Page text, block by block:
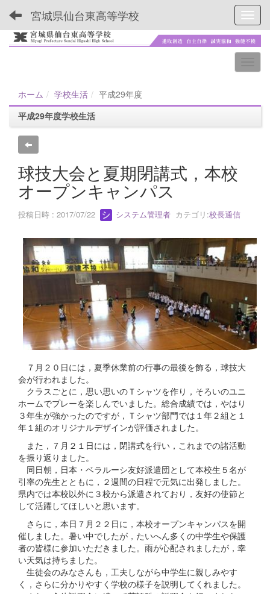
宮城県仙台東高等学校
ホーム 学校生活
平成29年度
平成29年度学校生活
球技大会と夏期閉講式，本校
オープンキャンパス
投稿日時 : 2017/07/22 システム管理者 カテゴリ:校長通信
７月２０日には，夏季休業前の行事の最後を飾る，球技大
会が行われました。
クラスごとに，思い思いのＴシャツを作り，そろいのユニ
ホームでプレーを楽しんでいました。総合成績では，やはり
３年生が強かったのですが，Ｔシャツ部門では１年２組と１
年１組のオリジナルデザインが評価されました。
また，７月２１日には，閉講式を行い，これまでの諸活動
を振り返りました。
同日朝，日本・ベラルーシ友好派遣団として本校生５名が
引率の先生とともに，２週間の日程で元気に出発しました。
県内では本校以外に３校から派遣されており，友好の使節と
して活躍してほしいと思います。
さらに，本日７月２２日に，本校オープンキャンパスを開
催しました。暑い中でしたが，たいへん多くの中学生や保護
者の皆様に参加いただきました。雨が心配されましたが，幸
い天気は持ちました。
生徒会のみなさんも，工夫しながら中学生に親しみやす
く，さらに分かりやすく学校の様子を説明してくれました。